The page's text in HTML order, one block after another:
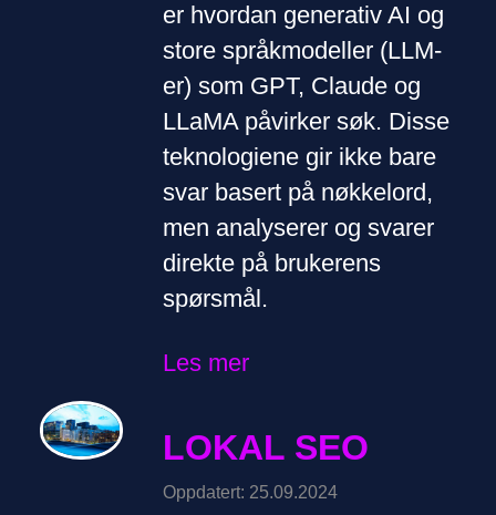
er hvordan generativ AI og
store språkmodeller (LLM-
er) som GPT, Claude og
LLaMA påvirker søk. Disse
teknologiene gir ikke bare
svar basert på nøkkelord,
men analyserer og svarer
direkte på brukerens
spørsmål.
Les mer
LOKAL SEO
Oppdatert: 25.09.2024